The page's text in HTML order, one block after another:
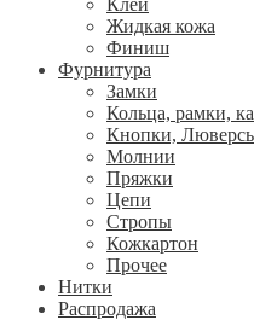
Клей
Жидкая кожа
Финиш
Фурнитура
Замки
Кольца, рамки,
Кнопки,
Молнии
Пряжки
Цепи
Стропы
Кожкартон
Прочее
Нитки
Распродажа